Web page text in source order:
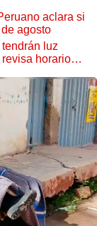
aclara si
agosto
luz
horarios y